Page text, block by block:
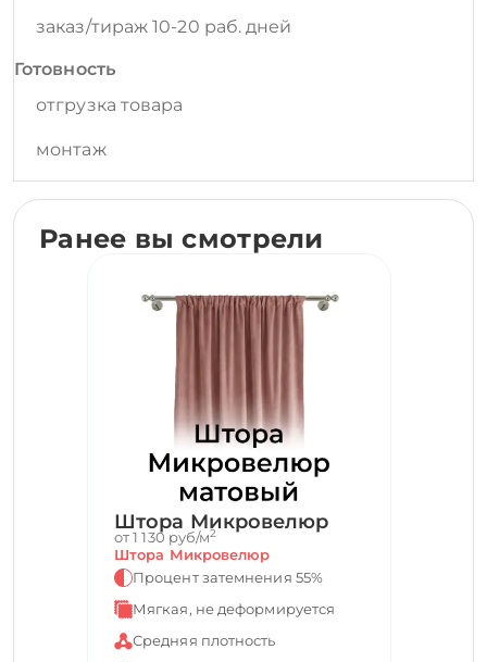
заказ/тираж 10-20 раб. дней
Готовность
отгрузка товара
монтаж
Ранее вы смотрели
Штора Микровелюр
от 1 130 руб/м2
Штора Микровелюр
Процент затемнения 55%
Мягкая, не деформируется
Средняя плотность